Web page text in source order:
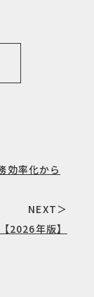
効率化から
NEXT＞
2026年版】